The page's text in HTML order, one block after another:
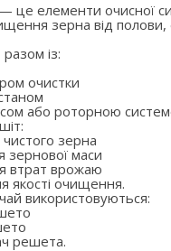
елементи очисної
зерна від
із:
очистки
або роторною
чистого зерна
зернової маси
втрат врожаю
якості очищення.
використовуються:
решета.